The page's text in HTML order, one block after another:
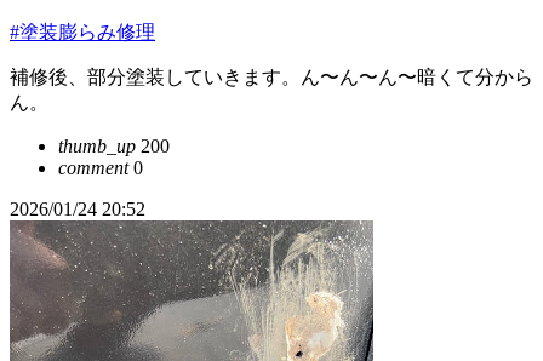
#塗装膨らみ修理
補修後、部分塗装していきます。ん〜ん〜ん〜暗くて分から
ん。
thumb_up 200
comment0
2026/01/24 20:52